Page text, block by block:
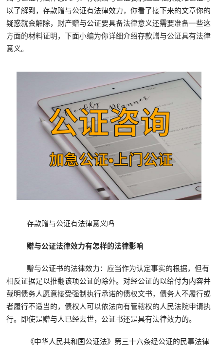
以了解到，存款赠与公证有法律效力，你看了接下来的文章你的
疑惑就会解除，财产赠与公证要具备法律意义还需要准备一些这
方面的材料证明，下面小编为你详细介绍存款赠与公证具有法律
意义。
存款赠与公证有法律意义吗
赠与公证法律效力有怎样的法律影响
赠与公证书的法律效力：应当作为认定事实的根据，但有
相反证据足以推翻该项公证的除外。对经公证的以给付为内容并
载明债务人愿意接受强制执行承诺的债权文书，债务人不履行或
者履行不适当的，债权人可以依法向有管辖权的人民法院申请执
行。即使是赠与人已经去世，公证书还是具有法律效力的。
《中华人民共和国公证法》第三十六条经公证的民事法律